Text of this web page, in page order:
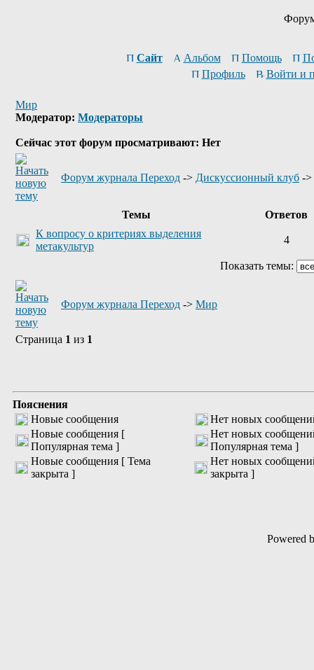
Сайт Альбом Помощь
Профиль
Войти и
Мир
Модератор: Модераторы
Сейчас этот форум просматривают: Нет
Форум журнала Переход -> Дискуссионный клуб ->
Темы
Ответов
К вопросу о критериях выделения
метакультур
4
Показать темы:
Форум журнала Переход -> Мир
Страница 1 из 1
Пояснения
Новые сообщения
Нет новых
Новые сообщения [
Популярная тема ]
Нет новых
Популярная тема ]
Новые сообщения [ Тема
закрыта ]
Нет новых
закрыта ]
Powered